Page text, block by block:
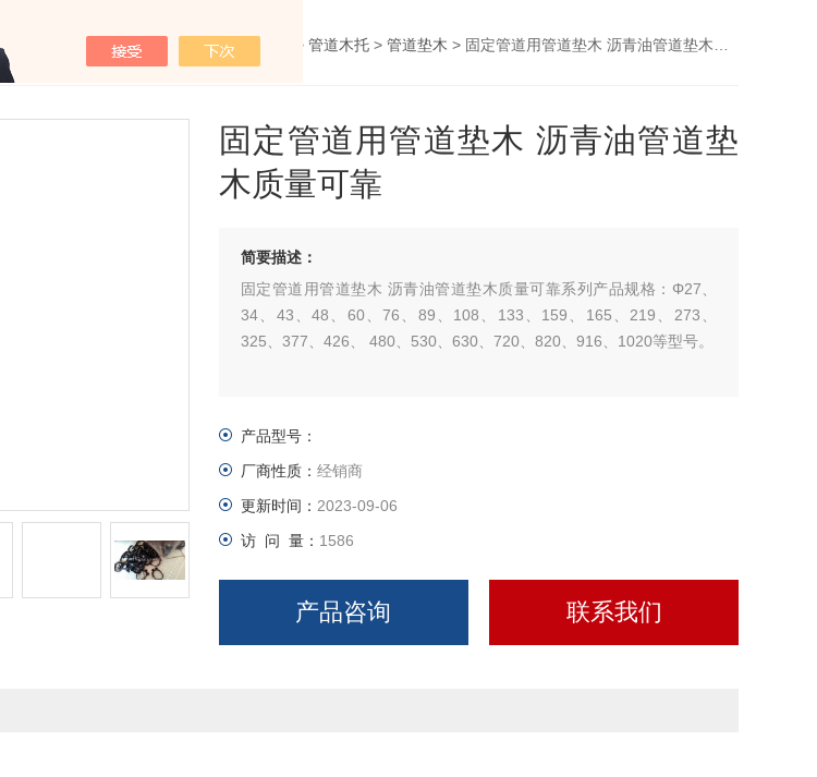
您的位置： 网站首页>产品展示 > 管道木托 > 管道垫木 > 固定管道用管道垫木 沥青油管道垫木质量可靠
固定管道用管道垫木 沥青油管道垫
木质量可靠
简要描述：
固定管道用管道垫木 沥青油管道垫木质量可靠系列产品规格：Φ27、
34、43、48、60、76、89、108、133、159、165、219、273、
325、377、426、 480、530、630、720、820、916、1020等型号。
产品型号：
厂商性质： 经销商
更新时间： 2023-09-06
访 问 量： 1586
产品咨询 联系我们